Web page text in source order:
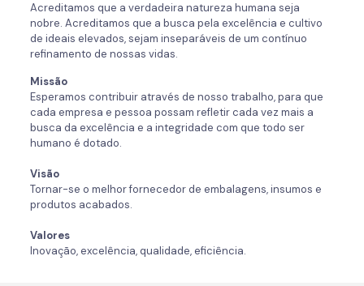
Acreditamos que a verdadeira natureza humana seja
nobre. Acreditamos que a busca pela excelência e cultivo
de ideais elevados, sejam inseparáveis de um contínuo
refinamento de nossas vidas.
Missão
Esperamos contribuir através de nosso trabalho, para que
cada empresa e pessoa possam refletir cada vez mais a
busca da excelência e a integridade com que todo ser
humano é dotado.
Visão
Tornar-se o melhor fornecedor de embalagens, insumos e
produtos acabados.
Valores
Inovação, excelência, qualidade, eficiência.